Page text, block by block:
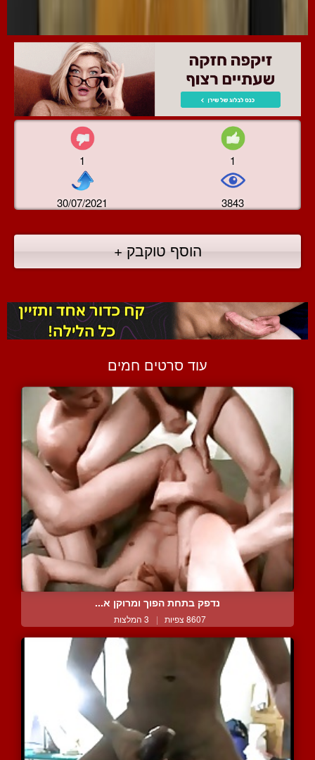
1 1
30/07/2021 3843
הוסף טוקבק +
עוד סרטים חמים
נדפק בתחת הפוך ומרוקן א...
8607 צפיות | 3 המלצות